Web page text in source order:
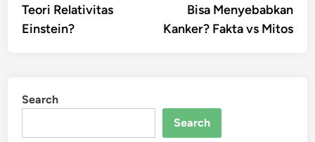
Teori Relativitas
Einstein?
Bisa Menyebabkan
Kanker? Fakta vs Mitos
Search
Search